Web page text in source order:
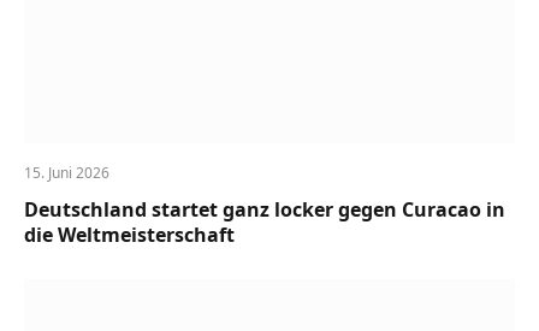
15. Juni 2026
Deutschland startet ganz locker gegen Curacao in
die Weltmeisterschaft